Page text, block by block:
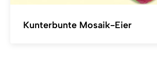
Kunterbunte Mosaik-Eier